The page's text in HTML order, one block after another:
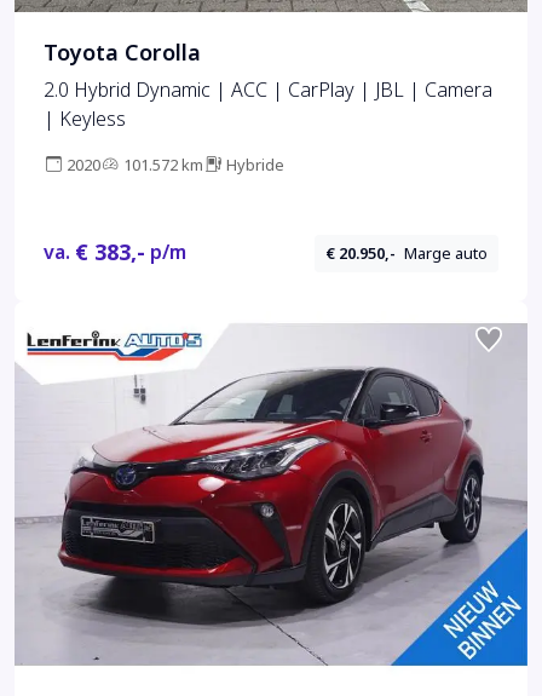
Toyota Corolla
2.0 Hybrid Dynamic | ACC | CarPlay | JBL | Camera
| Keyless
2020 101.572 km Hybride
va. € 383,- p/m € 20.950,- Marge auto